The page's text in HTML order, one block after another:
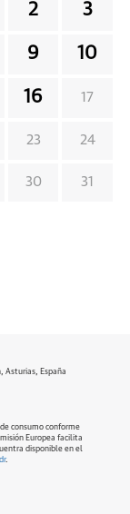
2 3
9 10
16 17
23 24
30 31
Asturias, España
consumo conforme
Europea facilita
disponible en el
.